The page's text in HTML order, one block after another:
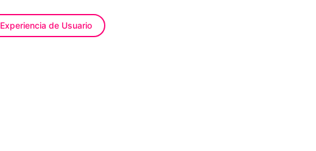
Experiencia de Usuario